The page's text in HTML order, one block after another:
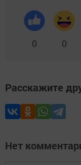
0 0
Расскажите
Нет